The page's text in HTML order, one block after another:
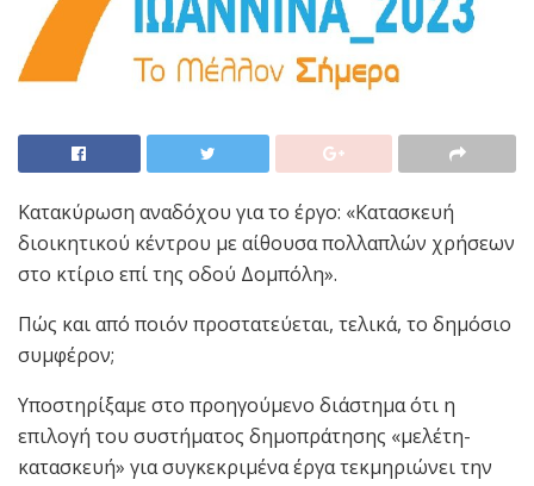
Κατακύρωση αναδόχου για το έργο: «Κατασκευή
διοικητικού κέντρου με αίθουσα πολλαπλών χρήσεων
στο κτίριο επί της οδού Δομπόλη».
Πώς και από ποιόν προστατεύεται, τελικά, το δημόσιο
συμφέρον;
Υποστηρίξαμε στο προηγούμενο διάστημα ότι η
επιλογή του συστήματος δημοπράτησης «μελέτη-
κατασκευή» για συγκεκριμένα έργα τεκμηριώνει την